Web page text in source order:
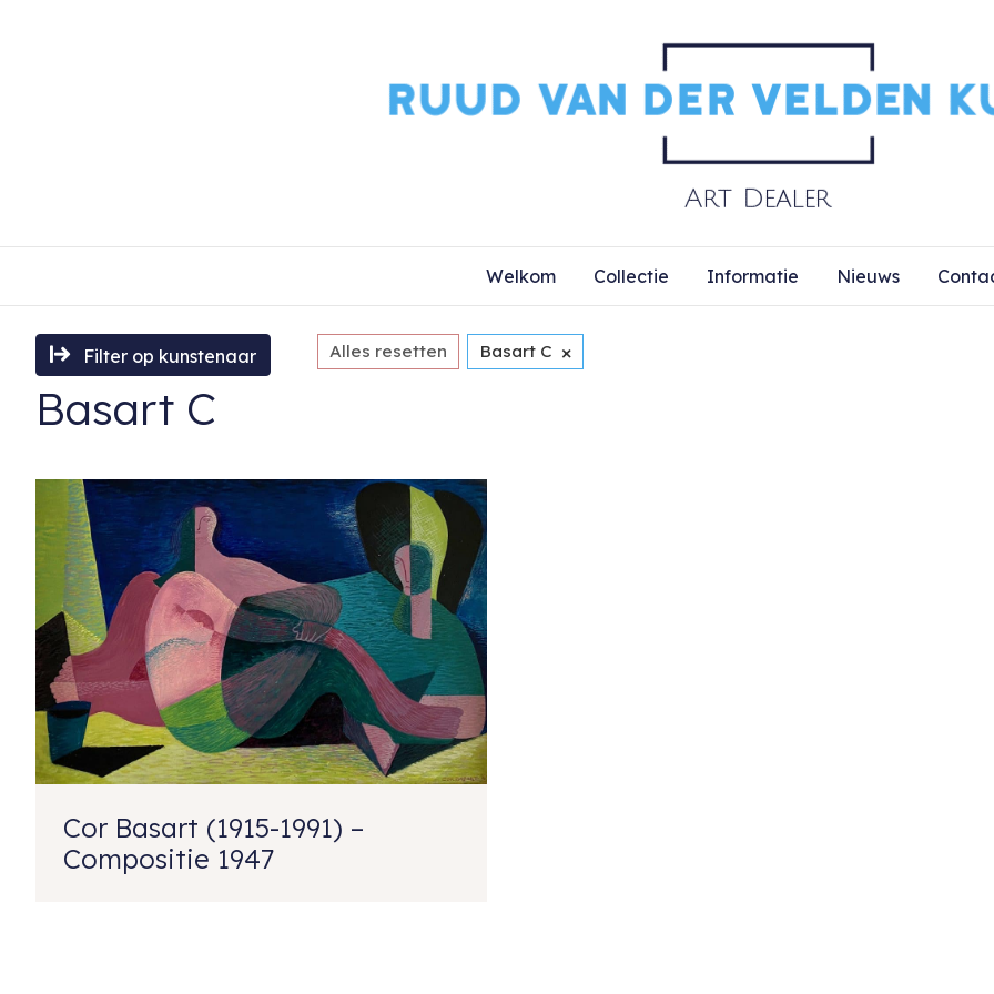
Welkom Collectie Informatie Nieuws
Filter op kunstenaar Alles resetten Basart C ×
Basart C
Cor Basart (1915-1991) –
Compositie 1947